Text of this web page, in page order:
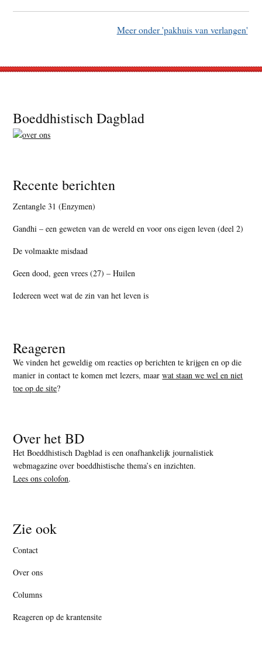
Meer onder 'pakhuis van verlangen'
Footer
Boeddhistisch Dagblad
Recente berichten
Zentangle 31 (Enzymen)
Gandhi – een geweten van de wereld en voor ons eigen leven (deel 2)
De volmaakte misdaad
Geen dood, geen vrees (27) – Huilen
Iedereen weet wat de zin van het leven is
Reageren
We vinden het geweldig om reacties op berichten te krijgen en op die
manier in contact te komen met lezers, maarwat staan we wel en niet
toe op de site?
Over het BD
Het Boeddhistisch Dagblad is een onafhankelijk journalistiek
webmagazine over boeddhistische thema’s en inzichten.
Lees ons colofon.
Zie ook
Contact
Over ons
Columns
Reageren op de krantensite